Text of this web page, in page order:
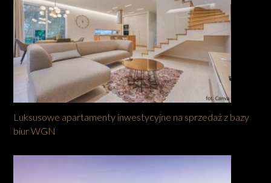
Luksusowe apartamenty inwestycyjne na sprzedaż z bazy
biur WGN